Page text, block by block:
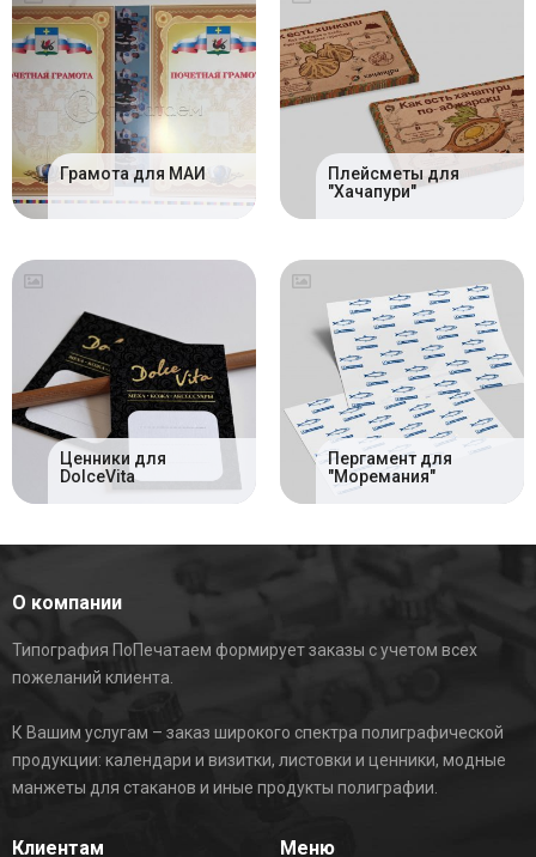
Грамота для МАИ
Плейсметы для
"Хачапури"
Ценники для
DolceVita
Пергамент для
"Моремания"
О компании
Типография ПоПечатаем формирует заказы с учетом всех
пожеланий клиента.
К Вашим услугам – заказ широкого спектра полиграфической
продукции: календари и визитки, листовки и ценники, модные
манжеты для стаканов и иные продукты полиграфии.
Клиентам Меню